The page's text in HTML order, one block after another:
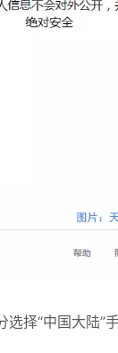
择“中国大陆”